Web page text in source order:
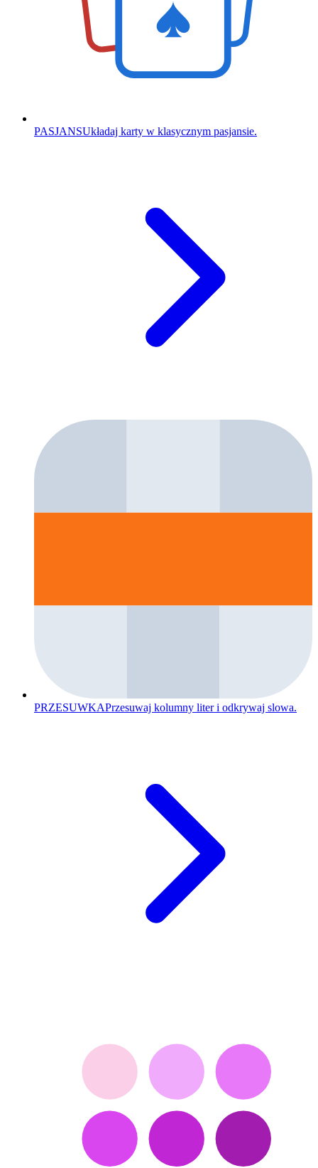
PASJANSUkładaj karty w klasycznym pasjansie.
PRZESUWKAPrzesuwaj kolumny liter i odkrywaj slowa.